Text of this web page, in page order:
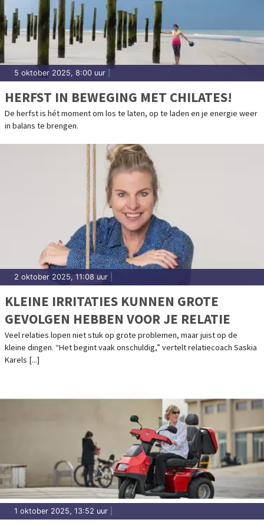
5 oktober 2025, 8:00 uur
HERFST IN BEWEGING MET CHILATES!
De herfst is hét moment om los te laten, op te laden en je energie weer
in balans te brengen.
2 oktober 2025, 11:08 uur
KLEINE IRRITATIES KUNNEN GROTE
GEVOLGEN HEBBEN VOOR JE RELATIE
Veel relaties lopen niet stuk op grote problemen, maar juist op de
kleine dingen. “Het begint vaak onschuldig,” vertelt relatiecoach Saskia
Karels [...]
1 oktober 2025, 13:52 uur